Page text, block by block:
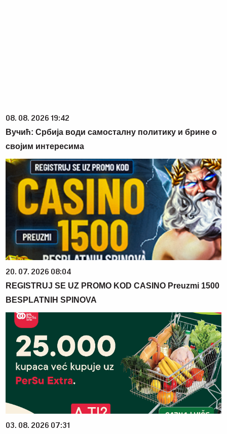
08. 08. 2026 19:42
Вучић: Србија води самосталну политику и брине о
својим интересима
20. 07. 2026 08:04
REGISTRUJ SE UZ PROMO KOD CASINO Preuzmi 1500
BESPLATNIH SPINOVA
03. 08. 2026 07:31